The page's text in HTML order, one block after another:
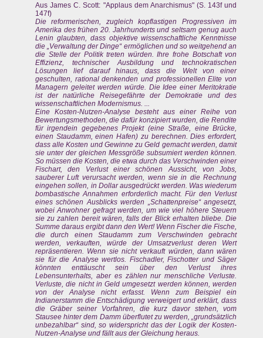
Aus James C. Scott: "Applaus dem Anarchismus" (S. 143f und
147f)
Die reformerischen, zugleich kopflastigen Progressiven im
Amerika des frühen 20. Jahrhunderts und seltsam genug auch
Lenin glaubten, dass objektive wissenschaftliche Kenntnisse
die „Verwaltung der Dinge“ ermöglichen und so weitgehend an
die Stelle der Politik treten würden. Ihre frohe Botschaft von
Effizienz, technischer Ausbildung und technokratischen
Lösungen lief darauf hinaus, dass die Welt von einer
geschulten, rational denkenden und professionellen Elite von
Managern geleitet werden würde. Die Idee einer Meritokratie
ist der natürliche Reisegefährte der Demokratie und des
wissenschaftlichen Modernismus. ...
Eine Kosten-Nutzen-Analyse besteht aus einer Reihe von
Bewertungsmethoden, die dafür konzipiert wurden, die Rendite
für irgendein gegebenes Projekt (eine Straße, eine Brücke,
einen Staudamm, einen Hafen) zu berechnen. Dies erfordert,
dass alle Kosten und Gewinne zu Geld gemacht werden, damit
sie unter der gleichen Messgröße subsumiert werden können.
So müssen die Kosten, die etwa durch das Verschwinden einer
Fischart, den Verlust einer schönen Aussicht, von Jobs,
sauberer Luft verursacht werden, wenn sie in die Rechnung
eingehen sollen, in Dollar ausgedrückt werden. Was wiederum
bombastische Annahmen erforderlich macht. Für den Verlust
eines schönen Ausblicks werden „Schattenpreise“ angesetzt,
wobei Anwohner gefragt werden, um wie viel höhere Steuern
sie zu zahlen bereit wären, falls der Blick erhalten bliebe. Die
Summe daraus ergibt dann den Wert! Wenn Fischer die Fische,
die durch einen Staudamm zum Verschwinden gebracht
werden, verkauften, würde der Umsatzverlust deren Wert
repräsentieren. Wenn sie nicht verkauft würden, dann wären
sie für die Analyse wertlos. Fischadler, Fischotter und Säger
könnten enttäuscht sein über den Verlust ihres
Lebensunterhalts, aber es zählen nur menschliche Verluste.
Verluste, die nicht in Geld umgesetzt werden können, werden
von der Analyse nicht erfasst. Wenn zum Beispiel ein
Indianerstamm die Entschädigung verweigert und erklärt, dass
die Gräber seiner Vorfahren, die kurz davor stehen, vom
Stausee hinter dem Damm überflutet zu werden, „grundsätzlich
unbezahlbar“ sind, so widerspricht das der Logik der Kosten-
Nutzen-Analyse und fällt aus der Gleichung heraus.